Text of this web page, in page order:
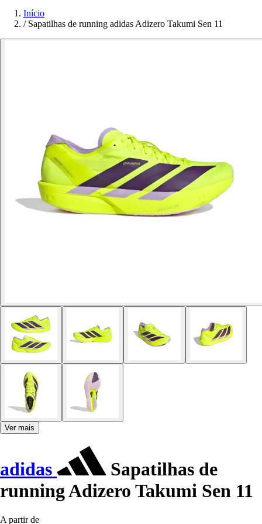
Início
/ Sapatilhas de running adidas Adizero Takumi Sen 11
Ver mais
adidas
Sapatilhas de
running Adizero Takumi Sen 11
A partir de